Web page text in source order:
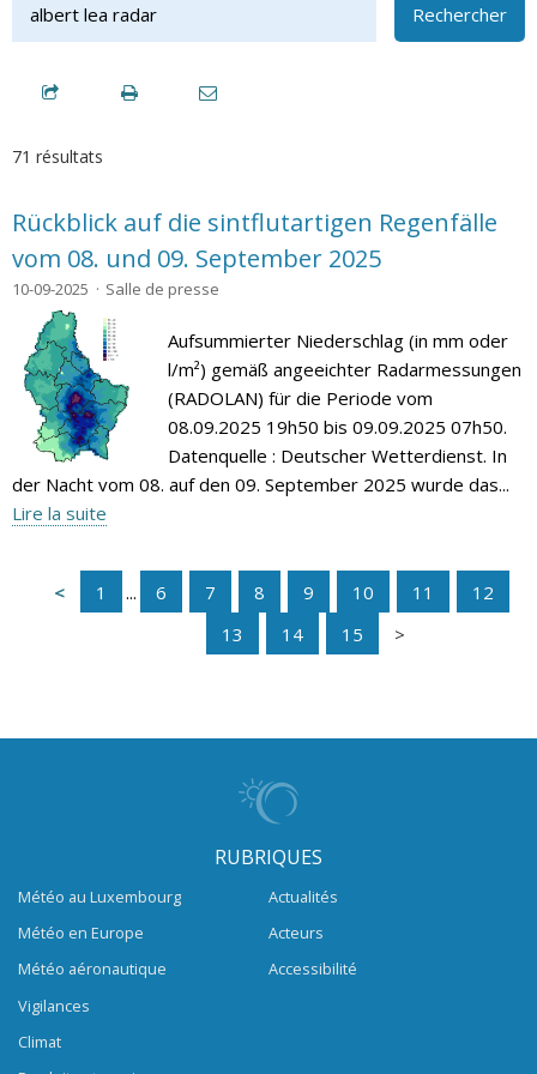
Rechercher
71 résultats
Rückblick auf die sintflutartigen Regenfälle
vom 08. und 09. September 2025
10-09-2025 Salle de presse
Aufsummierter Niederschlag (in mm oder
l/m²) gemäß angeeichter Radarmessungen
(RADOLAN) für die Periode vom
08.09.2025 19h50 bis 09.09.2025 07h50.
Datenquelle : Deutscher Wetterdienst. In
der Nacht vom 08. auf den 09. September 2025 wurde das...
Lire la suite
1 ... 6 7 8 9 10 11
12
13
14 15
RUBRIQUES
Météo au Luxembourg
Météo en Europe
Météo aéronautique
Vigilances
Climat
Actualités
Acteurs
Accessibilité